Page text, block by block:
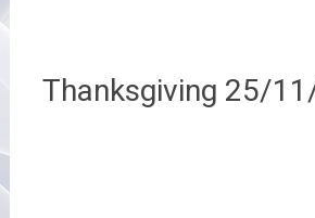
Thanksgiving 25/